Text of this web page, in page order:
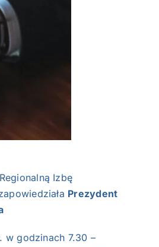
Izbę
Prezydent
w godzinach 7.30 –